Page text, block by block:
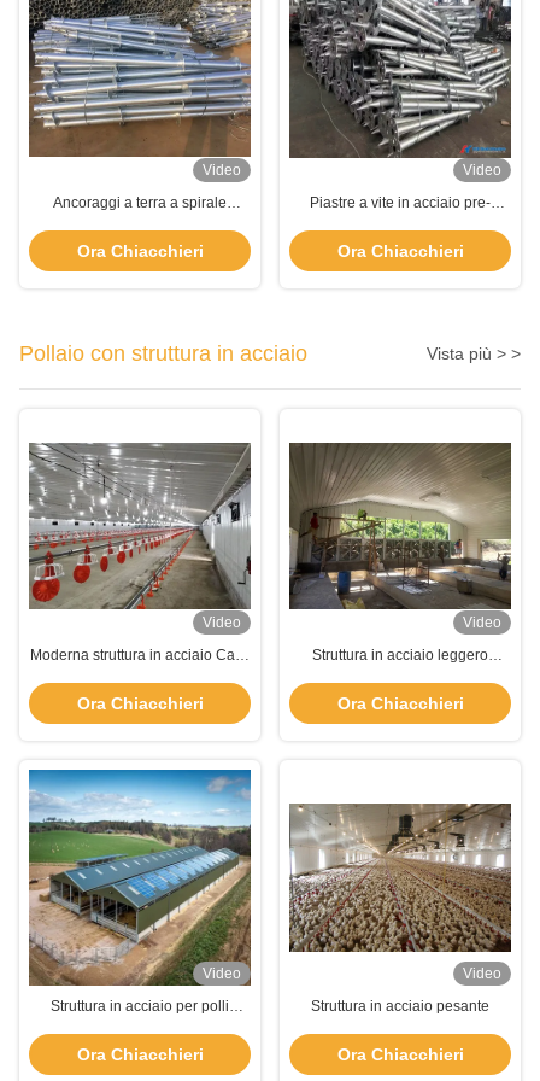
Video
Ancoraggi a terra a spirale
industriali
Ora Chiacchieri
Video
Piastre a vite in acciaio pre-
spirale galvanizzate a caldo
Ora Chiacchieri
Pollaio con struttura in acciaio Vista più > >
Video
Moderna struttura in acciaio Casa
Edifici agricoli personalizzati
Ora Chiacchieri
Video
Struttura in acciaio leggero
Ora Chiacchieri
Video
Struttura in acciaio per polli
Ora Chiacchieri
Video
Struttura in acciaio pesante
Ora Chiacchieri